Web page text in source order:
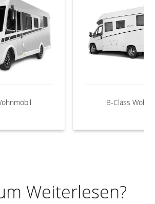
B-Class
Weiterlesen?